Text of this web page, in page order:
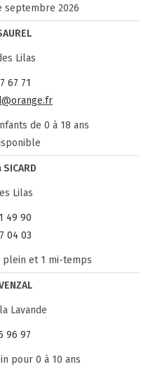
septembre 2026
Lilas
67 71
de 0 à 18 ans
Lilas
49 90
04 03
et 1 mi-temps
Lavande
96 97
pour 0 à 10 ans